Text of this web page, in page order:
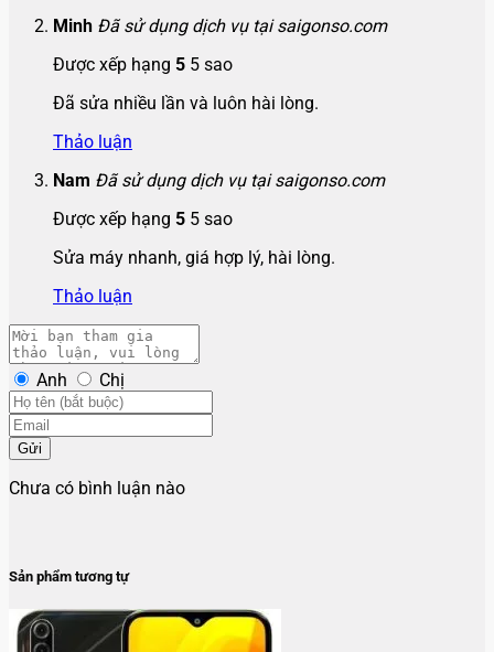
Minh Đã sử dụng dịch vụ tại saigonso.com
Được xếp hạng 5 5 sao
Đã sửa nhiều lần và luôn hài lòng.
Thảo luận
Nam Đã sử dụng dịch vụ tại saigonso.com
Được xếp hạng 5 5 sao
Sửa máy nhanh, giá hợp lý, hài lòng.
Thảo luận
Anh Chị
Gửi
Chưa có bình luận nào
Sản phẩm tương tự